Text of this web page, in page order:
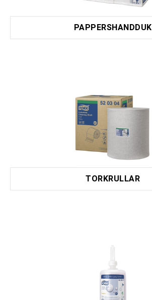
PAPPERSHANDDUK
TORKRULLAR